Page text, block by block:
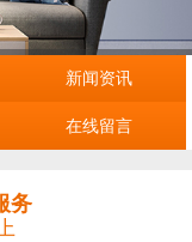
新闻资讯
在线留言
务